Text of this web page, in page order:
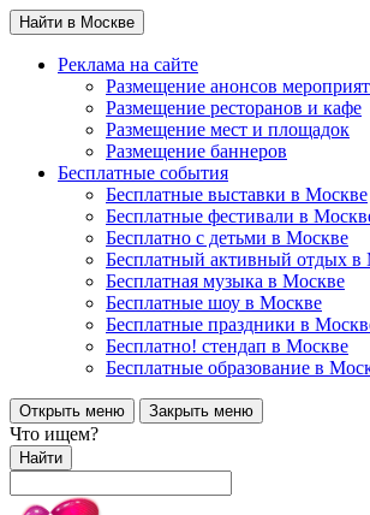
Найти в Москве
Реклама на сайте
Размещение анонсов
Размещение ресторанов и кафе
Размещение мест и площадок
Размещение баннеров
Бесплатные события
Бесплатные выставки в Москве
Бесплатные фестивали в
Бесплатно с детьми в Москве
Бесплатный активный отдых в
Бесплатная музыка в Москве
Бесплатные шоу в Москве
Бесплатные праздники в
Бесплатно! стендап в Москве
Бесплатные образование в
Открыть меню Закрыть меню
Что ищем?
Найти